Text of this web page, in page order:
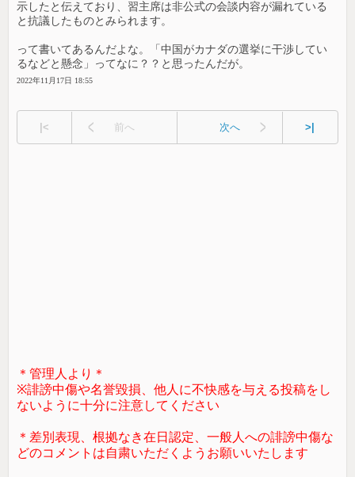
示したと伝えており、習主席は非公式の会談内容が漏れている
と抗議したものとみられます。
って書いてあるんだよな。「中国がカナダの選挙に干渉してい
るなどと懸念」ってなに？？と思ったんだが。
2022年11月17日 18:55
|< 前へ 次へ >|
＊管理人より＊
※誹謗中傷や名誉毀損、他人に不快感を与える投稿をし
ないように十分に注意してください
＊差別表現、根拠なき在日認定、一般人への誹謗中傷な
どのコメントは自粛いただくようお願いいたします